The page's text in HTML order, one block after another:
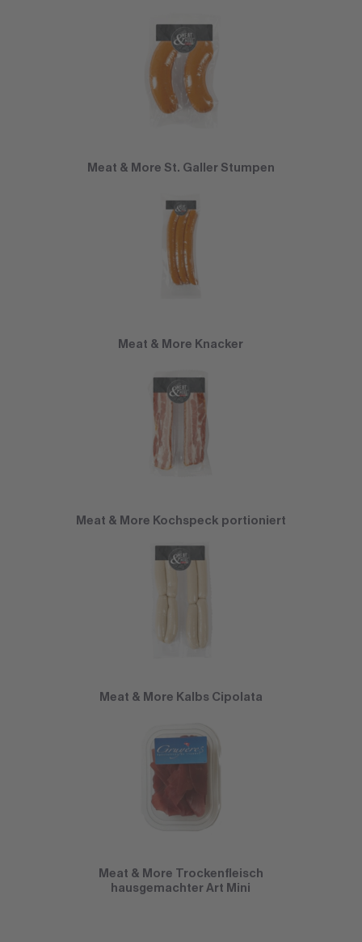
Meat & More St. Galler Stumpen
Meat & More Knacker
Meat & More Kochspeck portioniert
Meat & More Kalbs Cipolata
Meat & More Trockenfleisch
hausgemachter Art Mini